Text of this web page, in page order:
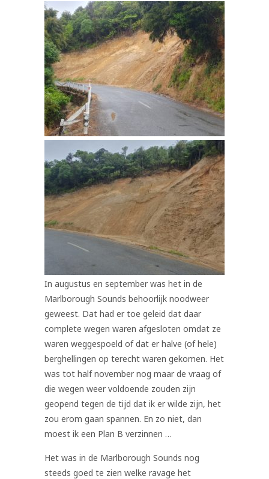
In augustus en september was het in de
Marlborough Sounds behoorlijk noodweer
geweest. Dat had er toe geleid dat daar
complete wegen waren afgesloten omdat ze
waren weggespoeld of dat er halve (of hele)
berghellingen op terecht waren gekomen. Het
was tot half november nog maar de vraag of
die wegen weer voldoende zouden zijn
geopend tegen de tijd dat ik er wilde zijn, het
zou erom gaan spannen. En zo niet, dan
moest ik een Plan B verzinnen …
Het was in de Marlborough Sounds nog
steeds goed te zien welke ravage het